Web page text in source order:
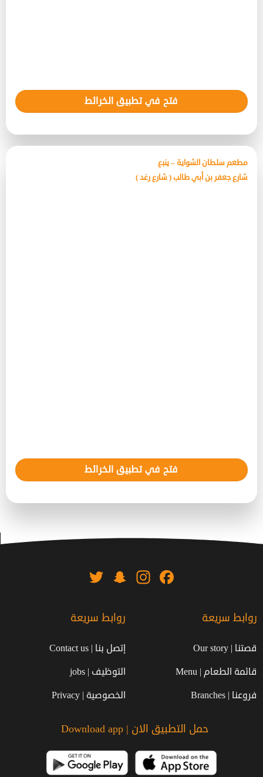
فتح في تطبيق الخرائط
مطعم سلطان الشواية – ينبع
شارع جعفر بن أبي طالب ( شارع رغد )
فتح في تطبيق الخرائط
Facebook
Instagram
Snapchat
روابط سريعة
قصتنا | Our story
قائمة الطعام | Menu
فروعنا | Branches
روابط سريعة
إتصل بنا | Contact us
التوظيف | jobs
الخصوصية | Privacy
حمل التطبيق الان | Download app